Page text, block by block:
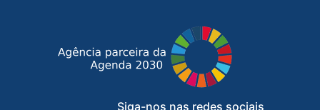
Siga-nos nas redes sociais